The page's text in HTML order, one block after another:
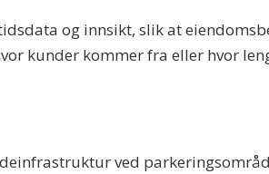
og innsikt, slik at
kunder kommer fra eller hvor
ved